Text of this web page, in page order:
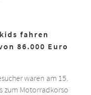
fahren
86.000 Euro
waren am 15.
zum Motorradkorso